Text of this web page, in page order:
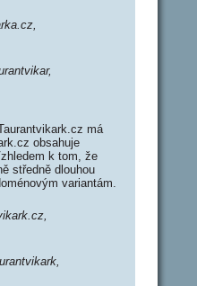
má
obsahuje
k tom, že
středně dlouhou
variantám.